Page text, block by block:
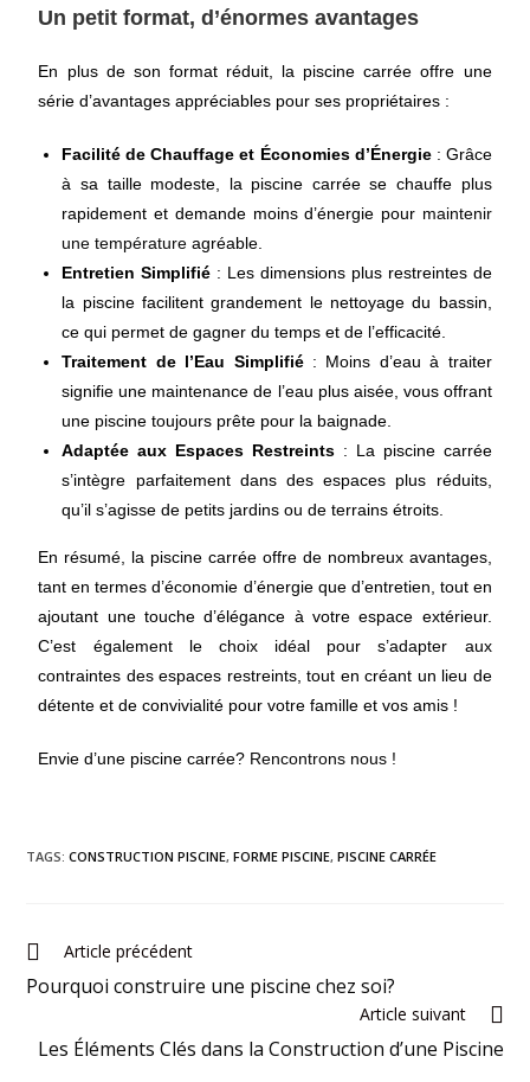
Un petit format, d’énormes avantages
En plus de son format réduit, la piscine carrée offre une
série d’avantages appréciables pour ses propriétaires :
Facilité de Chauffage et Économies d’Énergie: Grâce
à sa taille modeste, la piscine carrée se chauffe plus
rapidement et demande moins d’énergie pour maintenir
une température agréable.
Entretien Simplifié : Les dimensions plus restreintes de
la piscine facilitent grandement le nettoyage du bassin,
ce qui permet de gagner du temps et de l’efficacité.
Traitement de l’Eau Simplifié: Moins d’eau à traiter
signifie une maintenance de l’eau plus aisée, vous offrant
une piscine toujours prête pour la baignade.
Adaptée aux Espaces Restreints : La piscine carrée
s’intègre parfaitement dans des espaces plus réduits,
qu’il s’agisse de petits jardins ou de terrains étroits.
En résumé, la piscine carrée offre de nombreux avantages,
tant en termes d’économie d’énergie que d’entretien, tout en
ajoutant une touche d’élégance à votre espace extérieur.
C’est également le choix idéal pour s’adapter aux
contraintes des espaces restreints, tout en créant un lieu de
détente et de convivialité pour votre famille et vos amis !
Envie d’une piscine carrée? Rencontrons nous !
TAGS:CONSTRUCTION PISCINE, FORME PISCINE, PISCINE CARRÉE
Article précédent
Pourquoi construire une piscine chez soi?
Article suivant
Les Éléments Clés dans la Construction d’une Piscine